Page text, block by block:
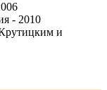
- 2010
и